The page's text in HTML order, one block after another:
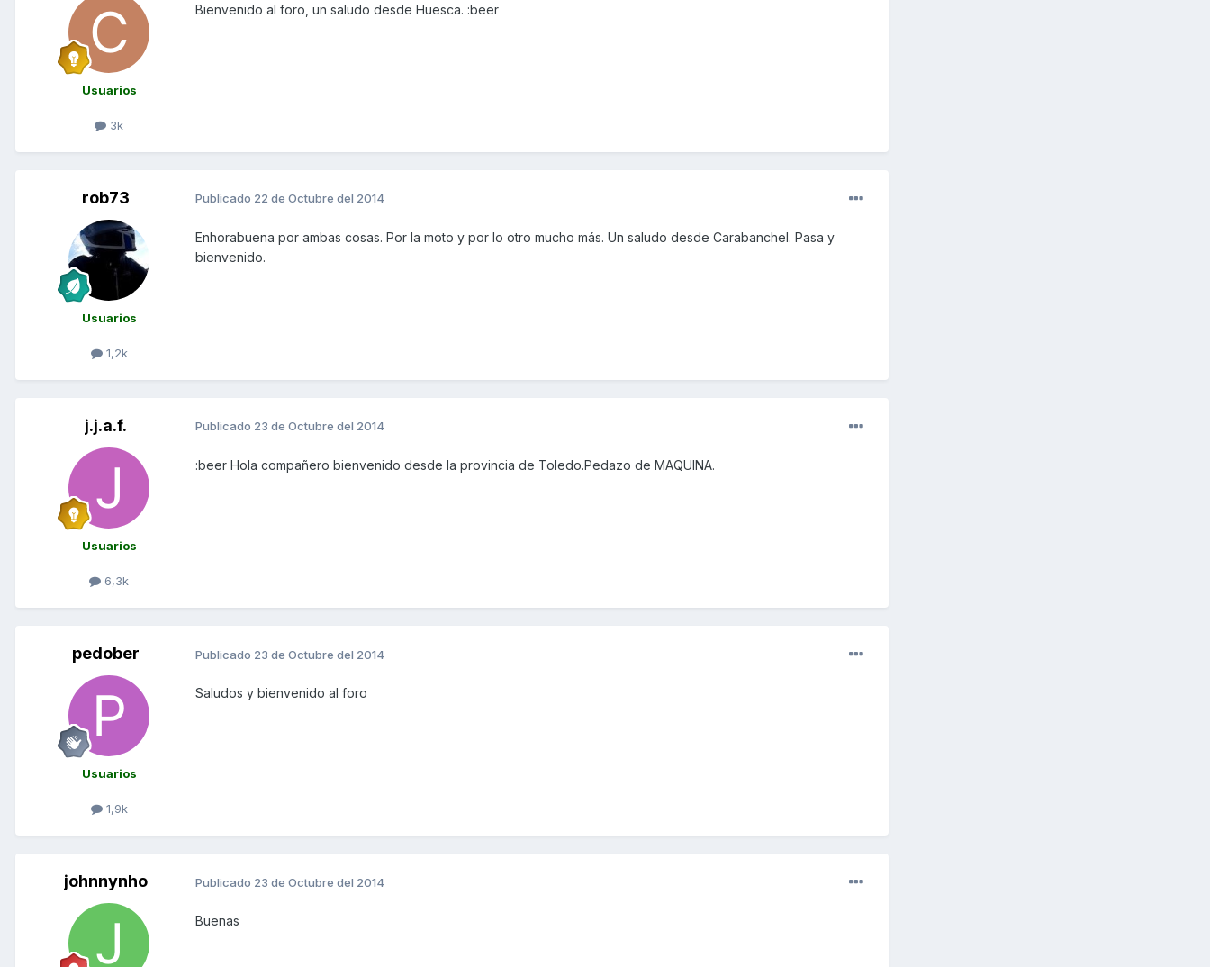
Usuarios
3k
Bienvenido al foro, un saludo desde Huesca. :beer
rob73
Usuarios
1,2k
Publicado 22 de Octubre del 2014
Enhorabuena por ambas cosas. Por la moto y por lo otro mucho más. Un saludo desde Carabanchel. Pasa y
bienvenido.
j.j.a.f.
Usuarios
6,3k
Publicado 23 de Octubre del 2014
:beer Hola compañero bienvenido desde la provincia de Toledo.Pedazo de MAQUINA.
pedober
Usuarios
1,9k
Publicado 23 de Octubre del 2014
Saludos y bienvenido al foro
johnnynho Publicado 23 de Octubre del 2014
Buenas